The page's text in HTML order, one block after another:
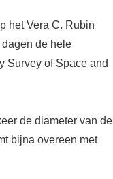
het Vera C. Rubin
de hele
Survey of Space and
de diameter van de
bijna overeen met